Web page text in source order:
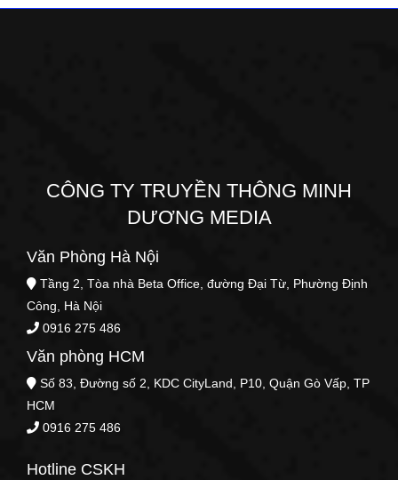
CÔNG TY TRUYỀN THÔNG MINH
DƯƠNG MEDIA
Văn Phòng Hà Nội
Tầng 2, Tòa nhà Beta Office, đường Đại Từ, Phường Định
Công, Hà Nội
0916 275 486
Văn phòng HCM
Số 83, Đường số 2, KDC CityLand, P10, Quận Gò Vấp, TP
HCM
0916 275 486
Hotline CSKH